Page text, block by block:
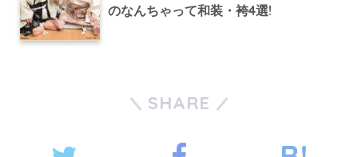
のなんちゃって和装・袴4選!
SHARE